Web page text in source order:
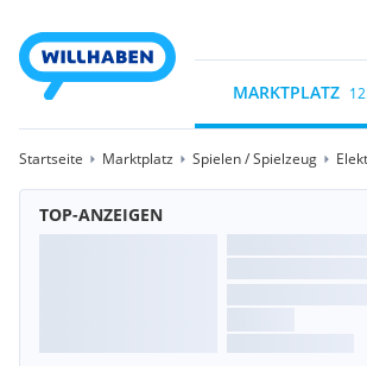
MARKTPLATZ
Startseite Marktplatz Spielen / Spielzeug
TOP-ANZEIGEN